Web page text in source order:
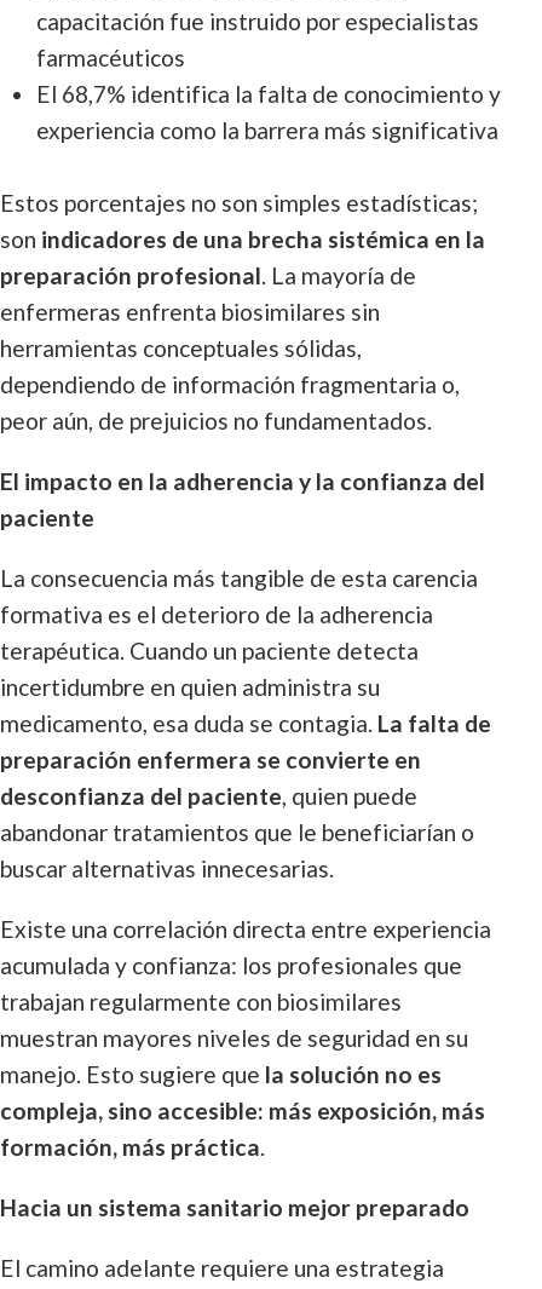
capacitación fue instruido por especialistas
farmacéuticos
El 68,7% identifica la falta de conocimiento y
experiencia como la barrera más significativa
Estos porcentajes no son simples estadísticas;
son indicadores de una brecha sistémica en la
preparación profesional. La mayoría de
enfermeras enfrenta biosimilares sin
herramientas conceptuales sólidas,
dependiendo de información fragmentaria o,
peor aún, de prejuicios no fundamentados.
El impacto en la adherencia y la confianza del
paciente
La consecuencia más tangible de esta carencia
formativa es el deterioro de la adherencia
terapéutica. Cuando un paciente detecta
incertidumbre en quien administra su
medicamento, esa duda se contagia. La falta de
preparación enfermera se convierte en
desconfianza del paciente, quien puede
abandonar tratamientos que le beneficiarían o
buscar alternativas innecesarias.
Existe una correlación directa entre experiencia
acumulada y confianza: los profesionales que
trabajan regularmente con biosimilares
muestran mayores niveles de seguridad en su
manejo. Esto sugiere que la solución no es
compleja, sino accesible: más exposición, más
formación, más práctica.
Hacia un sistema sanitario mejor preparado
El camino adelante requiere una estrategia